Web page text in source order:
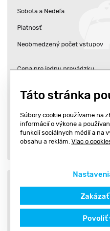
Sobota a Nedeľa
Platnosť
Neobmedzený počet vstupov
Cena pre jednu prevádzku
528.00 €
GOLEM
PASS
(FITNESS +
Táto stránka
Súbory cookie používame na
informácií o výkone a
funkcií sociálnych médií a na
obsahu a reklám. Viac o
Povoliť